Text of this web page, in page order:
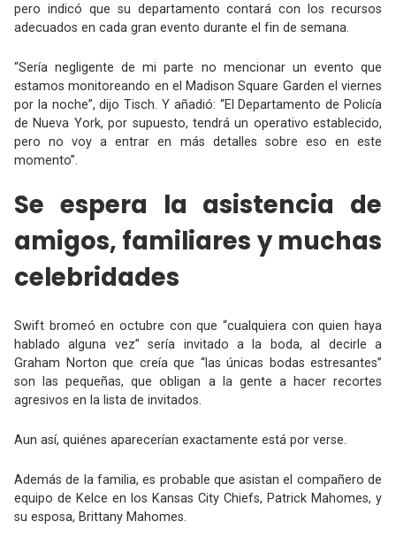
pero indicó que su departamento contará con los recursos
adecuados en cada gran evento durante el fin de semana.
“Sería negligente de mi parte no mencionar un evento que
estamos monitoreando en el Madison Square Garden el viernes
por la noche”, dijo Tisch. Y añadió: “El Departamento de Policía
de Nueva York, por supuesto, tendrá un operativo establecido,
pero no voy a entrar en más detalles sobre eso en este
momento”.
Se espera la asistencia de
amigos, familiares y muchas
celebridades
Swift bromeó en octubre con que “cualquiera con quien haya
hablado alguna vez” sería invitado a la boda, al decirle a
Graham Norton que creía que “las únicas bodas estresantes”
son las pequeñas, que obligan a la gente a hacer recortes
agresivos en la lista de invitados.
Aun así, quiénes aparecerían exactamente está por verse.
Además de la familia, es probable que asistan el compañero de
equipo de Kelce en los Kansas City Chiefs, Patrick Mahomes, y
su esposa, Brittany Mahomes.